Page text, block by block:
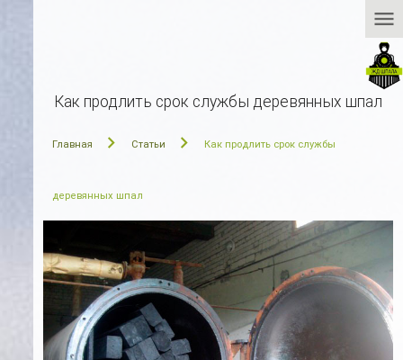
menu
Как продлить срок службы деревянных шпал
Главная Статьи Как продлить срок службы
деревянных шпал